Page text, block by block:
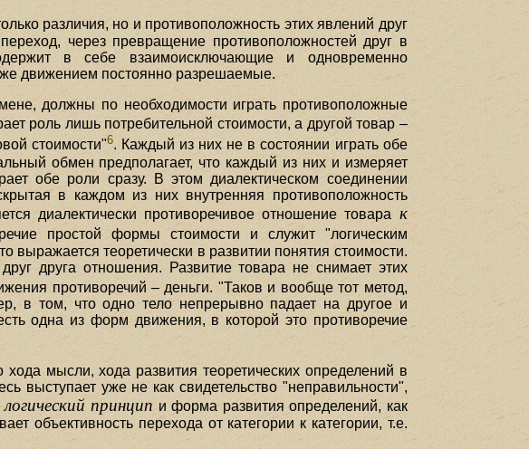
различия, но и противоположность этих явлений друг
через превращение противоположностей друг в
в себе взаимоисключающие и одновременно
движением постоянно разрешаемые.
должны по необходимости играть противоположные
роль лишь потребительной стоимости, а другой товар –
стоимости"6. Каждый из них не в состоянии играть обе
обмен предполагает, что каждый из них и измеряет
обе роли сразу. В этом диалектическом соединении
в каждом из них внутренняя противоположность
диалектически противоречивое отношение товара к
простой формы стоимости и служит "логическим
теоретически в развитии понятия стоимости.
друга отношения. Развитие товара не снимает этих
противоречий – деньги. "Таков и вообще тот метод,
в том, что одно тело непрерывно падает на другое и
одна из форм движения, в которой это противоречие
мысли, хода развития теоретических определений в
выступает уже не как свидетельство "неправильности",
принципи форма развития определений, как
объективность перехода от категории к категории, т.е.